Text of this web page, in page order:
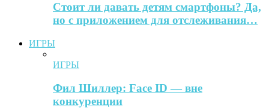
Стоит ли давать детям смартфоны? Да,
но с приложением для отслеживания…
ИГРЫ
ИГРЫ
Фил Шиллер: Face ID — вне
конкуренции